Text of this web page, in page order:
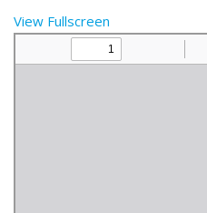
View Fullscreen